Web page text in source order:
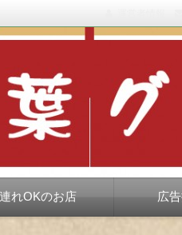
たい当たりますが、時々派手に
れOKのお店 広